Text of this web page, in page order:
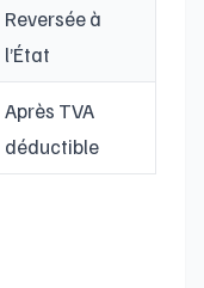
Reversée à
l’État
Après TVA
déductible